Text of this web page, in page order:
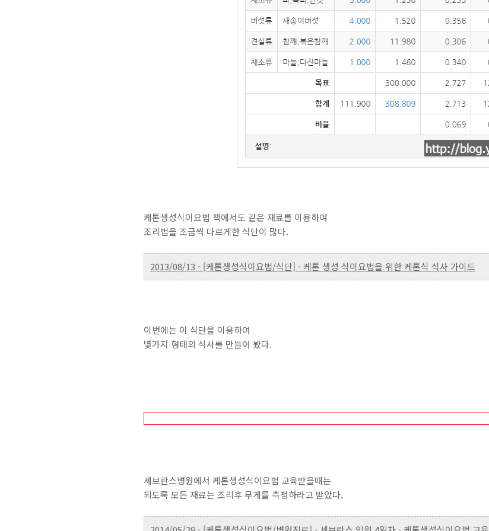
케톤생성식이요법 책에서도 같은 재료를 이용하여
조리법을 조금씩 다르게한 식단이 많다.
2013/08/13 - [케톤생성식이요법/식단] - 케톤 생성 식이요법을 위한 케톤식 식사 가이드
이번에는 이 식단을 이용하여
몇가지 형태의 식사를 만들어 봤다.
세브란스병원에서 케톤생성식이요법 교육받을때는
되도록 모든 재료는 조리후 무게를 측정하라고 받았다.